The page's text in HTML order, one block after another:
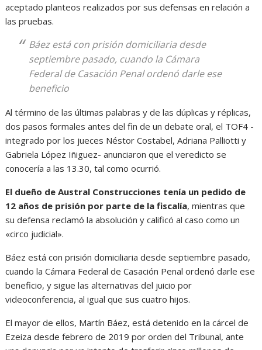
aceptado planteos realizados por sus defensas en relación a
las pruebas.
Báez está con prisión domiciliaria desde
septiembre pasado, cuando la Cámara
Federal de Casación Penal ordenó darle ese
beneficio
Al término de las últimas palabras y de las dúplicas y réplicas,
dos pasos formales antes del fin de un debate oral, el TOF4 -
integrado por los jueces Néstor Costabel, Adriana Palliotti y
Gabriela López Iñiguez- anunciaron que el veredicto se
conocería a las 13.30, tal como ocurrió.
El dueño de Austral Construcciones tenía un pedido de
12 años de prisión por parte de la fiscalía, mientras que
su defensa reclamó la absolución y calificó al caso como un
«circo judicial».
Báez está con prisión domiciliaria desde septiembre pasado,
cuando la Cámara Federal de Casación Penal ordenó darle ese
beneficio, y sigue las alternativas del juicio por
videoconferencia, al igual que sus cuatro hijos.
El mayor de ellos, Martín Báez, está detenido en la cárcel de
Ezeiza desde febrero de 2019 por orden del Tribunal, ante